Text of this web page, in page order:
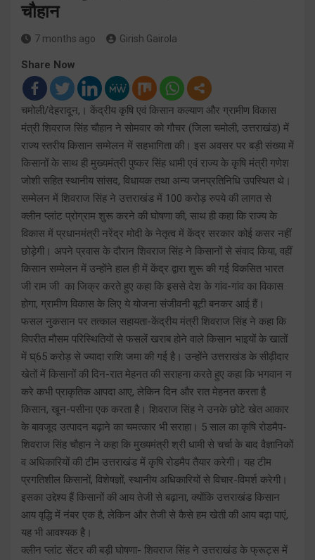
चौहान
7 months ago Girish Gairola
Share Now
चमोली/देहरादून,। केंद्रीय कृषि एवं किसान कल्याण और ग्रामीण विकास
मंत्री शिवराज सिंह चौहान ने सोमवार को गौचर (जिला चमोली, उत्तराखंड) में
राज्य स्तरीय किसान सम्मेलन में सहभागिता की। इस अवसर पर बड़ी संख्या में
किसानों के साथ ही मुख्यमंत्री पुष्कर सिंह धामी एवं राज्य के कृषि मंत्री गणेश
जोशी सहित स्थानीय सांसद, विधायक तथा अन्य जनप्रतिनिधि उपस्थित थे।
सम्मेलन में शिवराज सिंह ने उत्तराखंड में 100 करोड़ रुपये की लागत से
क्लीन प्लांट प्रोग्राम शुरू करने की घोषणा की, साथ ही कहा कि राज्य के
विकास में प्रधानमंत्री नरेंद्र मोदी के नेतृत्व में केंद्र सरकार कोई कसर नहीं
छोड़ेगी। अपने प्रवास के दौरान शिवराज सिंह ने किसानों से संवाद किया, वहीं
किसान सम्मेलन में उन्होंने हाल ही में केंद्र द्वारा शुरू की गई विकसित भारत
जी राम जी का जिक्र करते हुए कहा कि इससे देश के गांव-गांव का विकास
होगा, ग्रामीण विकास के लिए ये योजना संजीवनी बूटी बनकर आई हैं।
फसल नुकसान पर तत्काल सहायता-केंद्रीय मंत्री शिवराज सिंह ने कहा कि
विपरीत मौसम परिस्थितियों से फसलें खराब होने वाले किसान भाइयों के खातों
में घ्65 करोड़ से ज्यादा राशि जमा की गई है। उन्होंने उत्तराखंड के सीढ़ीदार
खेतों में किसानों की दिन-रात मेहनत की सराहना करते हुए कहा कि भगवान न
करे कभी प्राकृतिक आपदा आए, लेकिन दिन और रात मेहनत करता है
किसान, खून-पसीना एक करता है। शिवराज सिंह ने उनके छोटे खेत आकार
के बावजूद उत्पादन बढ़ाने का चमत्कार भी सराहा। 5 साल का कृषि रोडमैप-
शिवराज सिंह चौहान ने कहा कि मुख्यमंत्री श्री धामी से चर्चा के बाद वैज्ञानिकों
व अधिकारियों की टीम उत्तराखंड में कृषि रोडमैप तैयार करेगी। यह टीम
प्रगतिशील किसानों, विशेषज्ञों, स्थानीय अधिकारियों से विचार-विमर्श करेगी।
इसका उद्देश्य हैं किसानों की आय तेजी से बढ़ाना, क्योंकि उत्तराखंड किसान
आय वृद्धि में नंबर एक है, लेकिन और तेजी से कैसे हम खेती की आय बढ़ा पाएं,
यह भी आवश्यक है।
क्लीन प्लांट सेंटर की बड़ी घोषणा- शिवराज सिंह ने उत्तराखंड के फ्रूट्स में